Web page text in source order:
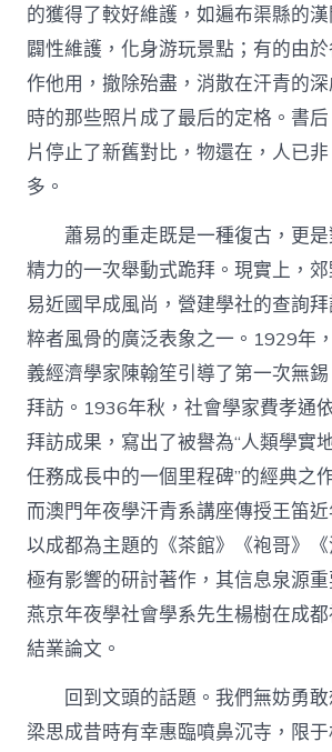
的獲得了較好維護，如遍布渠縣的
闢性維護，化身游玩景點；有的由
作他用，撤除殆盡，消散在汗青的
時的那些照片成了最后的定格。書
片停止了新舊對比，物還在，人已
多。
蕭易的重走既是一種復古，更
精力的一次舉動式跪拜。現實上，
易近國早成風尚，營建學社的查詢
粹者風骨的廣泛表象之一。1929年
義經濟學家陳翰笙引導了第一次無
拜訪。1936年秋，社會學家費孝通
拜訪成果，寫出了被譽為“人類學實
任務成長中的一個里程碑”的經典之
而澳門年夜學汗青系講座傳授王笛
以成都為主題的《茶館》《袍哥》
極有影響的研討著作，其信息泉源
燕京年夜學社會學系先生楊樹在成
結業論文。
回到文頭的話題。我們無妨勇
梁思成昔時有幸惠臨噴鼻沉寺，限